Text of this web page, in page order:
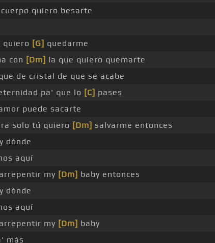
quiero besarte
[G] quedarme
con [Dm] la que quiero quemarte
de cristal de que se acabe
pa' que lo [C] pases
puede sacarte
solo tú quiero [Dm] salvarme entonces
dónde
aquí
my [Dm] baby entonces
dónde
aquí
my [Dm] baby
más